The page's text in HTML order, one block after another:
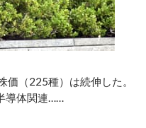
（225種）は続伸した。
導体関連……